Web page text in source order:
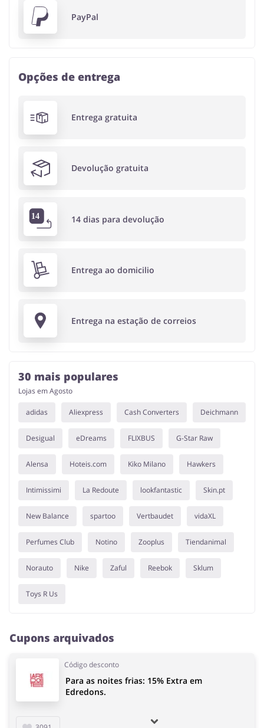
PayPal
Opções de entrega
Entrega gratuita
Devolução gratuita
14 dias para devolução
Entrega ao domicilio
Entrega na estação de correios
30 mais populares
Lojas em Agosto
adidas Aliexpress Cash Converters Deichmann
Desigual eDreams FLIXBUS G-Star Raw
Alensa Hoteis.com Kiko Milano Hawkers
Intimissimi La Redoute lookfantastic Skin.pt
New Balance spartoo Vertbaudet vidaXL
Perfumes Club Notino Zooplus Tiendanimal
Norauto Nike Zaful Reebok Sklum
Toys R Us
Cupons arquivados
Código desconto
Para as noites frias: 15% Extra em
Edredons.